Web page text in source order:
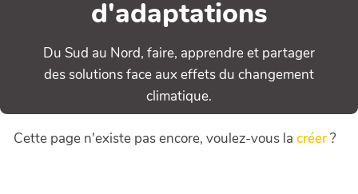
d'adaptations
Du Sud au Nord, faire, apprendre et partager
des solutions face aux effets du changement
climatique.
Cette page n'existe pas encore, voulez-vous la créer?